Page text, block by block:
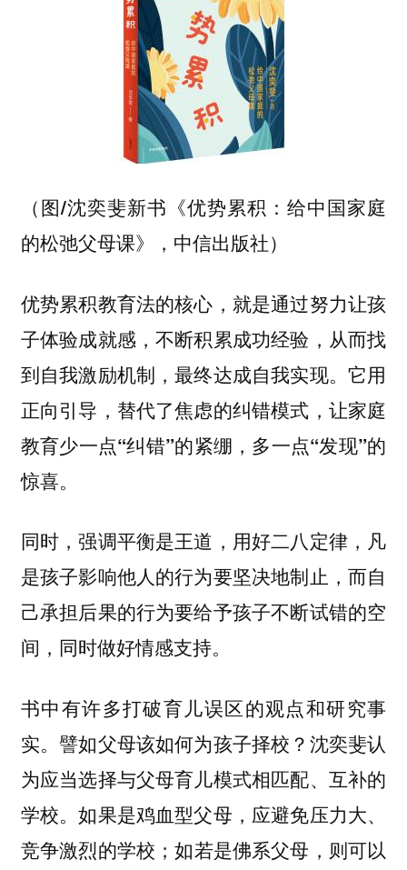
（图/沈奕斐新书《优势累积：给中国家庭
的松弛父母课》，中信出版社）
优势累积教育法的核心，就是通过努力让孩
子体验成就感，不断积累成功经验，从而找
到自我激励机制，最终达成自我实现。它用
正向引导，替代了焦虑的纠错模式，让家庭
教育少一点“纠错”的紧绷，多一点“发现”的
惊喜。
同时，强调平衡是王道，用好二八定律，凡
是孩子影响他人的行为要坚决地制止，而自
己承担后果的行为要给予孩子不断试错的空
间，同时做好情感支持。
书中有许多打破育儿误区的观点和研究事
实。譬如父母该如何为孩子择校？沈奕斐认
为应当选择与父母育儿模式相匹配、互补的
学校。如果是鸡血型父母，应避免压力大、
竞争激烈的学校；如若是佛系父母，则可以